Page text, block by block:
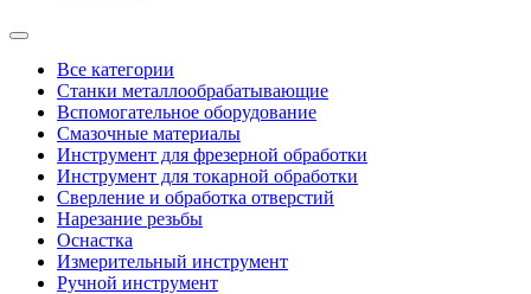
Все категории
Станки металлообрабатывающие
Вспомогательное оборудование
Смазочные материалы
Инструмент для фрезерной обработки
Инструмент для токарной обработки
Сверление и обработка отверстий
Нарезание резьбы
Оснастка
Измерительный инструмент
Ручной инструмент